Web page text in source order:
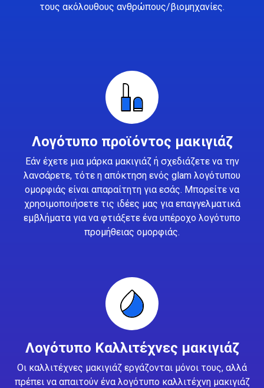
τους ακόλουθους ανθρώπους/βιομηχανίες.
Λογότυπο προϊόντος μακιγιάζ
Εάν έχετε μια μάρκα μακιγιάζ ή σχεδιάζετε να την
λανσάρετε, τότε η απόκτηση ενός glam λογότυπου
ομορφιάς είναι απαραίτητη για εσάς. Μπορείτε να
χρησιμοποιήσετε τις ιδέες μας για επαγγελματικά
εμβλήματα για να φτιάξετε ένα υπέροχο λογότυπο
προμήθειας ομορφιάς.
Λογότυπο Καλλιτέχνες μακιγιάζ
Οι καλλιτέχνες μακιγιάζ εργάζονται μόνοι τους, αλλά
πρέπει να απαιτούν ένα λογότυπο καλλιτέχνη μακιγιάζ